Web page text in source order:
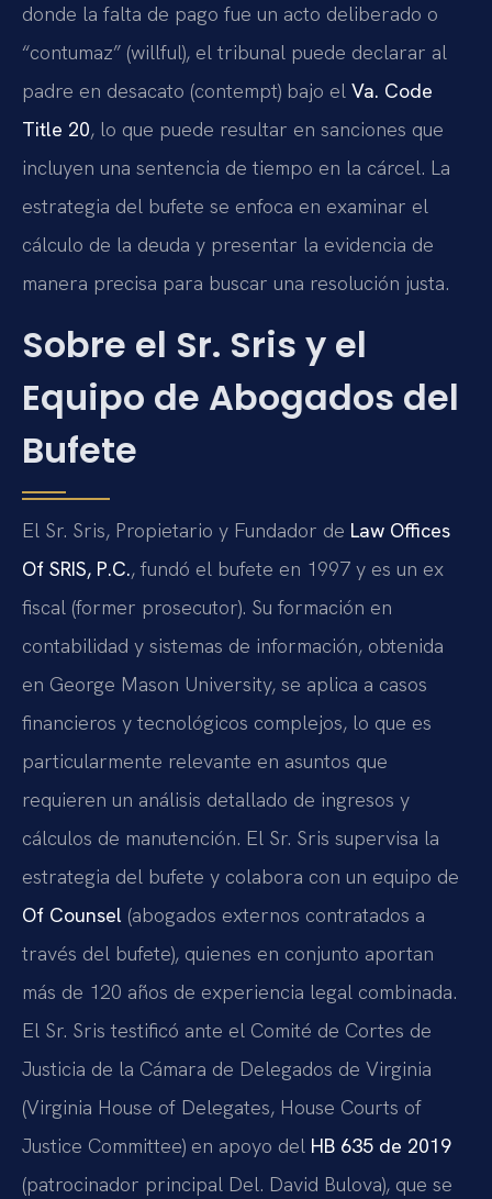
donde la falta de pago fue un acto deliberado o
“contumaz” (willful), el tribunal puede declarar al
padre en desacato (contempt) bajo el Va. Code
Title 20, lo que puede resultar en sanciones que
incluyen una sentencia de tiempo en la cárcel. La
estrategia del bufete se enfoca en examinar el
cálculo de la deuda y presentar la evidencia de
manera precisa para buscar una resolución justa.
Sobre el Sr. Sris y el
Equipo de Abogados del
Bufete
El Sr. Sris, Propietario y Fundador de Law Offices
Of SRIS, P.C., fundó el bufete en 1997 y es un ex
fiscal (former prosecutor). Su formación en
contabilidad y sistemas de información, obtenida
en George Mason University, se aplica a casos
financieros y tecnológicos complejos, lo que es
particularmente relevante en asuntos que
requieren un análisis detallado de ingresos y
cálculos de manutención. El Sr. Sris supervisa la
estrategia del bufete y colabora con un equipo de
Of Counsel (abogados externos contratados a
través del bufete), quienes en conjunto aportan
más de 120 años de experiencia legal combinada.
El Sr. Sris testificó ante el Comité de Cortes de
Justicia de la Cámara de Delegados de Virginia
(Virginia House of Delegates, House Courts of
Justice Committee) en apoyo del HB 635 de 2019
(patrocinador principal Del. David Bulova), que se